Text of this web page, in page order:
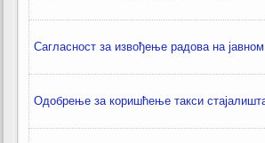
Сагласност за извођење радова на
Одобрење за коришћење такси